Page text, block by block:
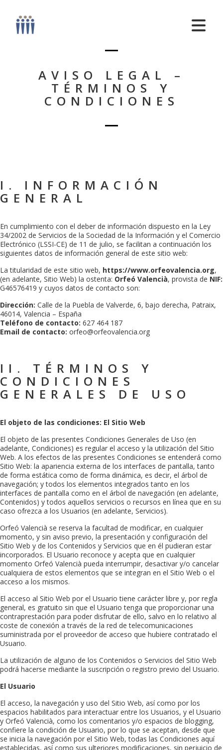
AVISO LEGAL –
TÉRMINOS Y
CONDICIONES
I. INFORMACIÓN
GENERAL
En cumplimiento con el deber de información dispuesto en la Ley
34/2002 de Servicios de la Sociedad de la Información y el Comercio
Electrónico (LSSI-CE) de 11 de julio, se facilitan a continuación los
siguientes datos de información general de este sitio web:
La titularidad de este sitio web, https://www.orfeovalencia.org,
(en adelante, Sitio Web) la ostenta: Orfeó Valencià, provista de NIF:
G46576419 y cuyos datos de contacto son:
Dirección: Calle de la Puebla de Valverde, 6, bajo derecha, Patraix,
46014, Valencia – España
Teléfono de contacto: 627 464 187
Email de contacto: orfeo@orfeovalencia.org
II. TÉRMINOS Y
CONDICIONES
GENERALES DE USO
El objeto de las condiciones: El Sitio Web
El objeto de las presentes Condiciones Generales de Uso (en
adelante, Condiciones) es regular el acceso y la utilización del Sitio
Web. A los efectos de las presentes Condiciones se entenderá como
Sitio Web: la apariencia externa de los interfaces de pantalla, tanto
de forma estática como de forma dinámica, es decir, el árbol de
navegación; y todos los elementos integrados tanto en los
interfaces de pantalla como en el árbol de navegación (en adelante,
Contenidos) y todos aquellos servicios o recursos en línea que en su
caso ofrezca a los Usuarios (en adelante, Servicios).
Orfeó Valencià se reserva la facultad de modificar, en cualquier
momento, y sin aviso previo, la presentación y configuración del
Sitio Web y de los Contenidos y Servicios que en él pudieran estar
incorporados. El Usuario reconoce y acepta que en cualquier
momento Orfeó Valencià pueda interrumpir, desactivar y/o cancelar
cualquiera de estos elementos que se integran en el Sitio Web o el
acceso a los mismos.
El acceso al Sitio Web por el Usuario tiene carácter libre y, por regla
general, es gratuito sin que el Usuario tenga que proporcionar una
contraprestación para poder disfrutar de ello, salvo en lo relativo al
coste de conexión a través de la red de telecomunicaciones
suministrada por el proveedor de acceso que hubiere contratado el
Usuario.
La utilización de alguno de los Contenidos o Servicios del Sitio Web
podrá hacerse mediante la suscripción o registro previo del Usuario.
El Usuario
El acceso, la navegación y uso del Sitio Web, así como por los
espacios habilitados para interactuar entre los Usuarios, y el Usuario
y Orfeó Valencià, como los comentarios y/o espacios de blogging,
confiere la condición de Usuario, por lo que se aceptan, desde que
se inicia la navegación por el Sitio Web, todas las Condiciones aquí
establecidas, así como sus ulteriores modificaciones, sin perjuicio de